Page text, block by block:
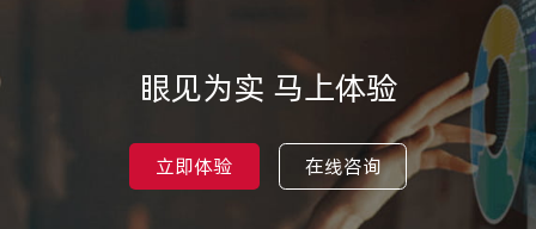
眼见为实 马上体验
立即体验 在线咨询